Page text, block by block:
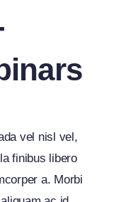
vel nisl vel,
finibus libero
a. Morbi